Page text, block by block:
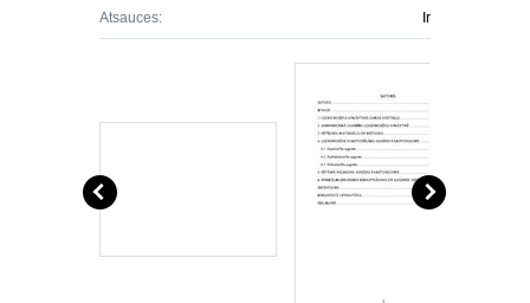
Atsauces: Ir